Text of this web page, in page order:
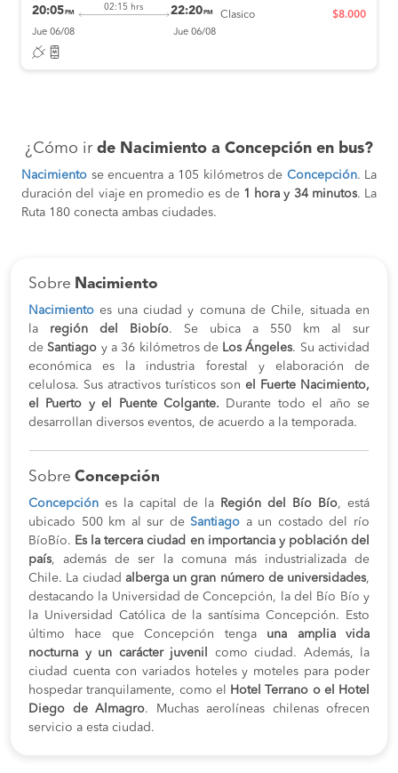
20:05 PM
02:15 hrs 22:20 PM
Jue 06/08 Jue 06/08
Clasico $8.000
¿Cómo ir de Nacimiento a Concepción en bus?
Nacimiento se encuentra a 105 kilómetros de Concepción. La
duración del viaje en promedio es de 1 hora y 34 minutos. La
Ruta 180 conecta ambas ciudades.
Sobre Nacimiento
Nacimiento es una ciudad y comuna de Chile, situada en
la región del Biobío. Se ubica a 550 km al sur
deSantiago y a 36 kilómetros de Los Ángeles. Su actividad
económica es la industria forestal y elaboración de
celulosa. Sus atractivos turísticos son el Fuerte Nacimiento,
el Puerto y el Puente Colgante.
Durante todo el año se
desarrollan diversos eventos, de acuerdo a la temporada.
Sobre Concepción
Concepción es la capital de la Región del Bío Bío, está
ubicado 500 km al sur deSantiago a un costado del río
BíoBío. Es la tercera ciudad en importancia y población del
país, además de ser la comuna más industrializada de
Chile. La ciudad alberga un gran número de universidades,
destacando la Universidad de Concepción, la del Bío Bío y
la Universidad Católica de la santísima Concepción. Esto
último hace que Concepción tenga una amplia vida
nocturna y un carácter juvenil como ciudad. Además, la
ciudad cuenta con variados hoteles y moteles para poder
hospedar tranquilamente, como el
Hotel Terrano o el Hotel
Diego de Almagro. Muchas aerolíneas chilenas ofrecen
servicio a esta ciudad.